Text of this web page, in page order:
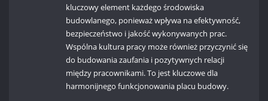
kluczowy element każdego środowiska
budowlanego, ponieważ wpływa na efektywność,
bezpieczeństwo i jakość wykonywanych prac.
Wspólna kultura pracy może również przyczynić się
do budowania zaufania i pozytywnych relacji
między pracownikami. To jest kluczowe dla
harmonijnego funkcjonowania placu budowy.